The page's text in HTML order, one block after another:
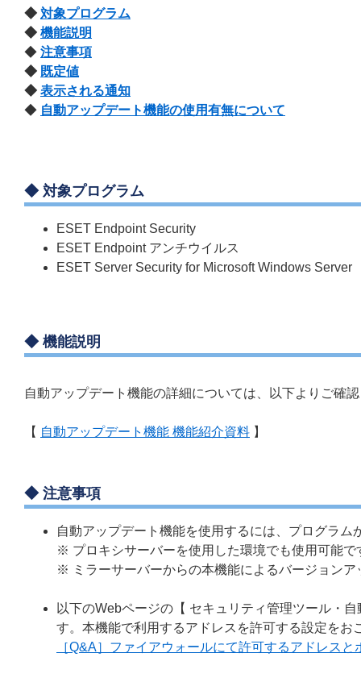
◆ 対象プログラム
◆ 機能説明
◆ 注意事項
◆ 既定値
◆ 表示される通知
◆ 自動アップデート機能の使用有無について
◆ 対象プログラム
ESET Endpoint Security
ESET Endpoint アンチウイルス
ESET Server Security for Microsoft Windows Server
◆ 機能説明
自動アップデート機能の詳細については、以下よりご確
【 自動アップデート機能 機能紹介資料 】
◆ 注意事項
自動アップデート機能を使用するには、プログラ
※ プロキシサーバーを使用した環境でも使用可能で
※ ミラーサーバーからの本機能によるバージョンア
以下のWebページの【 セキュリティ管理ツール・
す。本機能で利用するアドレスを許可する設定をお
［Q&A］ファイアウォールにて許可するアドレス